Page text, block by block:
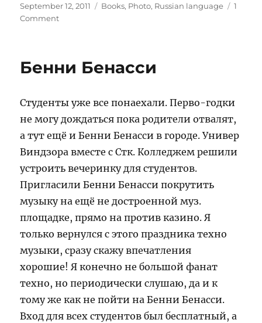
Posted
on
September 12, 2011 Categories
Books, Photo, Russian language
1
Commenton
/
Беднее
Бенни Бенасси
Студенты уже все понаехали. Перво-годки
не могу дождаться пока родители отвалят,
а тут ещё и Бенни Бенасси в городе. Универ
Виндзора вместе с Стк. Колледжем решили
устроить вечеринку для студентов.
Пригласили Бенни Бенасси покрутить
музыку на ещё не достроенной муз.
площадке, прямо на против казино. Я
только вернулся с этого праздника техно
музыки, сразу скажу впечатления
хорошие! Я конечно не большой фанат
техно, но периодически слушаю, да и к
тому же как не пойти на Бенни Бенасси.
Вход для всех студентов был бесплатный, а